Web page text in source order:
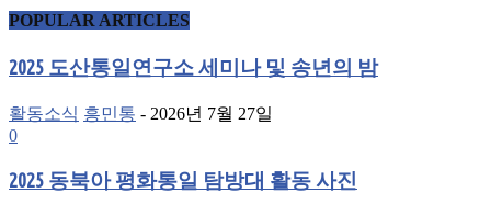
POPULAR ARTICLES
2025 도산통일연구소 세미나 및 송년의 밤
활동소식 흥민통 - 2026년 7월 27일
0
2025 동북아 평화통일 탐방대 활동 사진